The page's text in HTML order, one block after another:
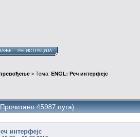
РЕГИСТРАЦИЈА
> Тема: ENGL: Реч интерфејс
45987 пута)
интерфејс